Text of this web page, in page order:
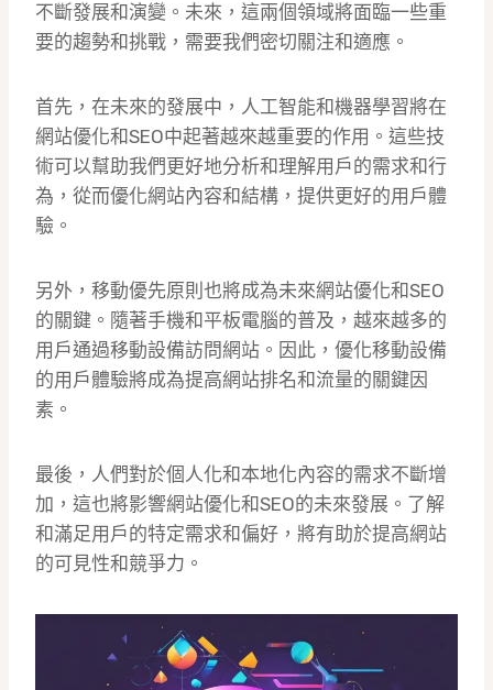
不斷發展和演變。未來，這兩個領域將面臨一些重
要的趨勢和挑戰，需要我們密切關注和適應。
首先，在未來的發展中，人工智能和機器學習將在
網站優化和SEO中起著越來越重要的作用。這些技
術可以幫助我們更好地分析和理解用戶的需求和行
為，從而優化網站內容和結構，提供更好的用戶體
驗。
另外，移動優先原則也將成為未來網站優化和SEO
的關鍵。隨著手機和平板電腦的普及，越來越多的
用戶通過移動設備訪問網站。因此，優化移動設備
的用戶體驗將成為提高網站排名和流量的關鍵因
素。
最後，人們對於個人化和本地化內容的需求不斷增
加，這也將影響網站優化和SEO的未來發展。了解
和滿足用戶的特定需求和偏好，將有助於提高網站
的可見性和競爭力。